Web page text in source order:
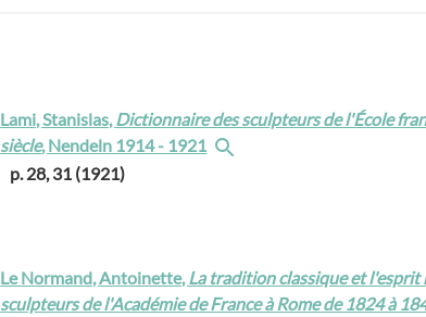
Lami, Stanislas,Dictionnaire des sculpteurs de l'École
siècle, Nendeln 1914 - 1921
p. 28, 31 (1921)
Le Normand, Antoinette,La tradition classique et l'esprit
sculpteurs de l'Académie de France à Rome de 1824 à